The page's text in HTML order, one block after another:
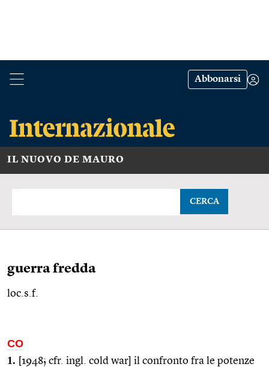
Abbonarsi
IL NUOVO DE MAURO
CERCA
guerra fredda
loc.s.f.
CO
1. [1948; cfr. ingl.
cold war] il confronto fra le potenze